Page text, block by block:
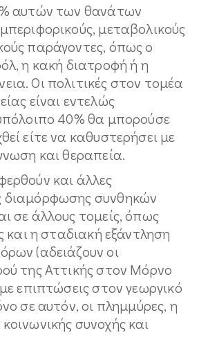
αυτών των θανάτων
μεταβολικούς
παράγοντες, όπως ο
η κακή διατροφή ή η
Οι πολιτικές στον τομέα
είναι εντελώς
40% θα μπορούσε
είτε να καθυστερήσει με
και θεραπεία.
και άλλες
διαμόρφωσης συνθηκών
σε άλλους τομείς, όπως
και η σταδιακή εξάντληση
(αδειάζουν οι
της Αττικής στον Μόρνο
επιπτώσεις στον γεωργικό
σε αυτόν, οι πλημμύρες, η
συνοχής και